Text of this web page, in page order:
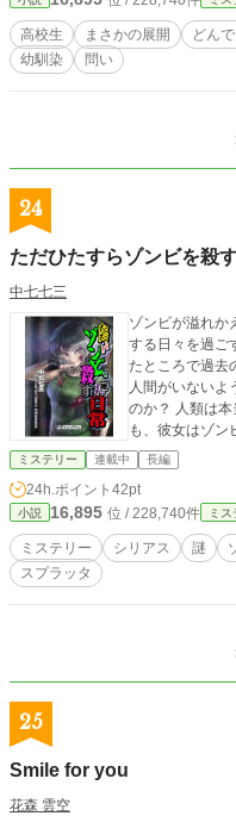
高校生 まさかの展開 どん
幼馴染
問い
24
ただひたすらゾンビを殺
中七七三
ゾンビが溢れか
する日々を過ご
たところで過去
人間がいないように思えた。 なぜ
のか？ 人類は本当に滅亡したのか？ いくつもの謎を抱えつつ
も、彼女はゾン
ミステリー 連載中 長編
24h.ポイント 42pt
小説 16,895 位 / 228,740件 ミス
ミステリー シリアス 謎
スプラッタ
25
Smile for you
花森 雲空